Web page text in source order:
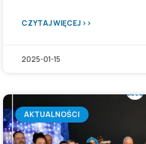
CZYTAJ WIĘCEJ >>
2025-01-15
AKTUALNOŚCI